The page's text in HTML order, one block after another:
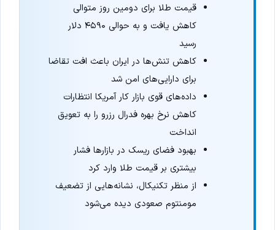
قیمت طلا برای دومین روز متوالی
کاهش یافت و به حوالی ۴۵۹۰ دلار
رسید
کاهش تنش‌ها در ایران باعث افت تقاضا
برای دارایی‌های امن شد
داده‌های قوی بازار کار آمریکا انتظارات
کاهش نرخ بهره فدرال رزرو را به تعویق
انداخت
بهبود فضای ریسک در بازارها فشار
بیشتری بر قیمت طلا وارد کرد
از منظر تکنیکال، نشانه‌هایی از تضعیف
مومنتوم صعودی دیده می‌شود